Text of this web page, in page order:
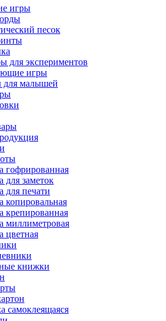
игры
песок
для экспериментов
игры
для малышей
гофрированная
для заметок
для печати
копировальная
крепированная
миллиметровая
цветная
книжки
самоклеящаяся